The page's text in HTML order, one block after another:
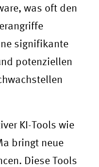
was oft den
signifikante
potenziellen
KI-Tools wie
bringt neue
Diese Tools